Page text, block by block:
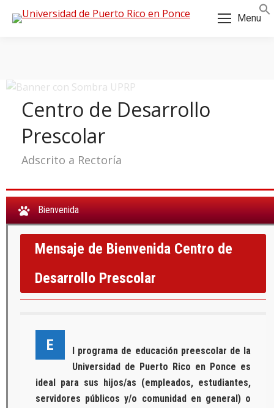
Menu
Centro de Desarrollo
Prescolar
Adscrito a Rectoría
Bienvenida
Mensaje de Bienvenida Centro de
Desarrollo Prescolar
E
l programa de educación preescolar de la
Universidad de Puerto Rico en Ponce es
ideal para sus hijos/as (empleados, estudiantes,
servidores públicos y/o comunidad en general) o